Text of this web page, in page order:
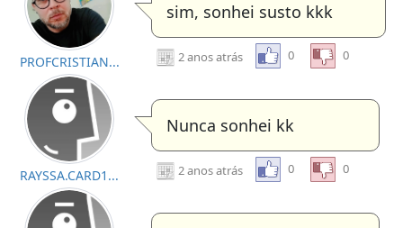
PROFCRISTIAN...
sim, sonhei susto kkk
2 anos atrás 0 0
RAYSSA.CARD1...
Nunca sonhei kk
2 anos atrás 0 0